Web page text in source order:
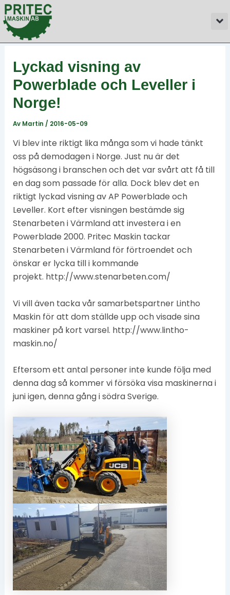
Hoppa
till
innehåll
Lyckad visning av
Powerblade och Leveller i
Norge!
Av Martin / 2016-05-09
Vi blev inte riktigt lika många som vi hade tänkt
oss på demodagen i Norge. Just nu är det
högsäsong i branschen och det var svårt att få till
en dag som passade för alla. Dock blev det en
riktigt lyckad visning av AP Powerblade och
Leveller. Kort efter visningen bestämde sig
Stenarbeten i Värmland att investera i en
Powerblade 2000. Pritec Maskin tackar
Stenarbeten i Värmland för förtroendet och
önskar er lycka till i kommande
projekt. http://www.stenarbeten.com/
Vi vill även tacka vår samarbetspartner Lintho
Maskin för att dom ställde upp och visade sina
maskiner på kort varsel. http://www.lintho-
maskin.no/
Eftersom ett antal personer inte kunde följa med
denna dag så kommer vi försöka visa maskinerna i
juni igen, denna gång i södra Sverige.
Inläggsnavigering